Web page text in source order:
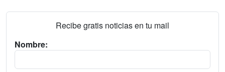
Recibe gratis noticias en tu mail
Nombre: